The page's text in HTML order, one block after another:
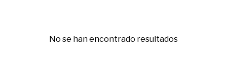
No se han encontrado resultados